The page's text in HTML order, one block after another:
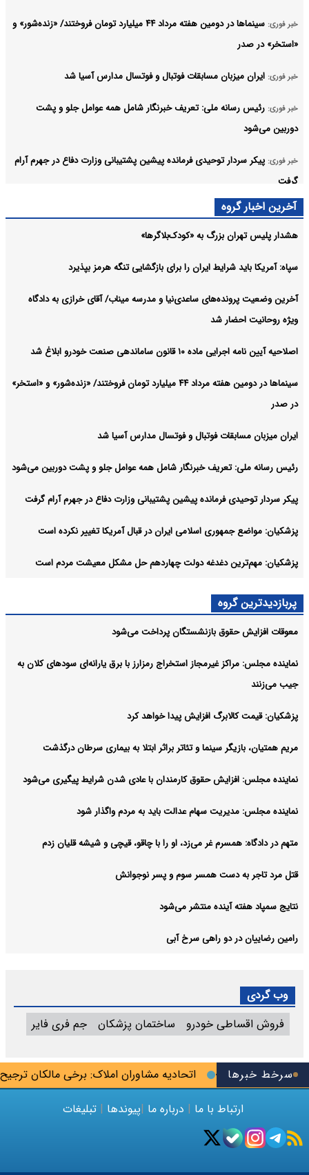
سرخط خبرها اتحادیه مشاوران املاک: برخی مالکان «کودک‌بلاگرها»
خبر فوری:
سینماها در دومین هفته‌ مرداد ۴۴ میلیارد تومان فروختند/ «زنده‌شور» و
«استخر» در صدر
خبر فوری: ایران میزبان مسابقات فوتبال و فوتسال مدارس آسیا شد
خبر فوری: رئیس رسانه ملی: تعریف خبرنگار شامل همه عوامل جلو و پشت
دوربین می‌شود
خبر فوری: پیکر سردار توحیدی فرمانده پیشین پشتیبانی وزارت دفاع در جهرم آرام
گرفت
خبر فوری: پزشکیان: مواضع جمهوری اسلامی ایران در قبال آمریکا تغییر نکرده
است
خبر فوری: پزشکیان: مهم‌ترین دغدغه دولت چهاردهم حل مشکل معیشت مردم
آرشیو
آخرین اخبار گروه
هشدار پلیس تهران بزرگ به «کودک‌بلاگرها»
سپاه: آمریکا باید شرایط ایران را برای بازگشایی تنگه هرمز‌ بپذیرد
آخرین وضعیت پرونده‌های ساعدی‌نیا و مدرسه میناب/ آقای خرازی به دادگاه
ویژه روحانیت احضار شد
اصلاحیه آیین نامه اجرایی ماده ۱۰ قانون ساماندهی صنعت خودرو ابلاغ شد
سینماها در دومین هفته‌ مرداد ۴۴ میلیارد تومان فروختند/ «زنده‌شور» و «استخر»
در صدر
ایران میزبان مسابقات فوتبال و فوتسال مدارس آسیا شد
رئیس رسانه ملی: تعریف خبرنگار شامل همه عوامل جلو و پشت دوربین می‌شود
پیکر سردار توحیدی فرمانده پیشین پشتیبانی وزارت دفاع در جهرم آرام گرفت
پزشکیان: مواضع جمهوری اسلامی ایران در قبال آمریکا تغییر نکرده است
پزشکیان: مهم‌ترین دغدغه دولت چهاردهم حل مشکل معیشت مردم است
پربازدیدترین گروه
معوقات افزایش حقوق بازنشستگان پرداخت می‌شود
نماینده مجلس: مراکز غیرمجاز استخراج رمزارز با برق یارانه‌ای سودهای کلان به
جیب می‌زنند
پزشکیان: قیمت کالابرگ افزایش پیدا خواهد کرد
مریم همتیان، بازیگر سینما و تئاتر براثر ابتلا به بیماری سرطان درگذشت
نماینده مجلس: افزایش حقوق کارمندان با عادی شدن شرایط پیگیری می‌شود
نماینده مجلس: مدیریت سهام عدالت باید به مردم واگذار شود
متهم در دادگاه: همسرم غر می‌زد، او را با چاقو، قیچی و شیشه قلیان زدم
قتل مرد تاجر به دست همسر سوم و پسر نوجوانش
نتایج سمپاد هفته آینده منتشر می‌شود
رامین رضاییان در دو راهی سرخ آبی
وب گردی
فروش اقساطی خودرو
ساختمان پزشکان جم فری فایر
ارتباط با ما | درباره ما |پیوندها | تبلیغات